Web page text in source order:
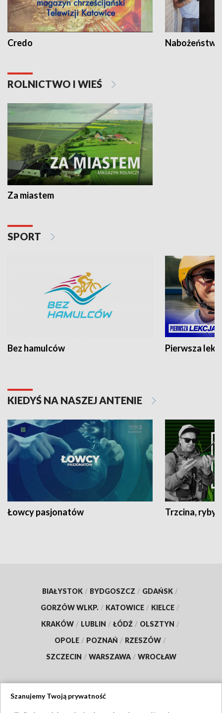
Credo
ROLNICTWO I WIEŚ
Za miastem
SPORT
Bez hamulców Pierwsza
KIEDYŚ NA NASZEJ ANTENIE
Łowcy pasjonatów Trzcina, ryby
BIAŁYSTOK / BYDGOSZCZ / GDAŃSK /
GORZÓW WLKP. / KATOWICE / KIELCE /
KRAKÓW / LUBLIN / ŁÓDŹ / OLSZTYN /
OPOLE / POZNAŃ / RZESZÓW /
SZCZECIN / WARSZAWA / WROCŁAW
Szanujemy Twoją prywatność